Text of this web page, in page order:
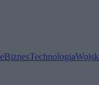
BiznesTechnologia